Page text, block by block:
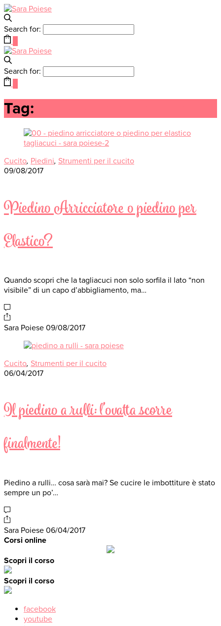
Search for:
Search for:
Tag:
Cucito, Piedini, Strumenti per il cucito
09/08/2017
Piedino Arricciatore o piedino per
Elastico?
Quando scopri che la tagliacuci non solo sorfila il lato “non
visibile” di un capo d’abbigliamento, ma…
Sara Poiese 09/08/2017
Cucito, Strumenti per il cucito
06/04/2017
Il piedino a rulli: l’ovatta scorre
finalmente!
Piedino a rulli… cosa sarà mai? Se cucire le imbottiture è stato
sempre un po’…
Sara Poiese 06/04/2017
Corsi online
Scopri il corso
Scopri il corso
facebook
youtube